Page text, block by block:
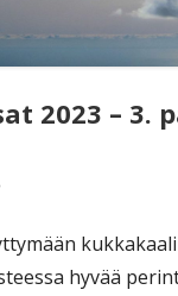
2023 – 3.
hyvää